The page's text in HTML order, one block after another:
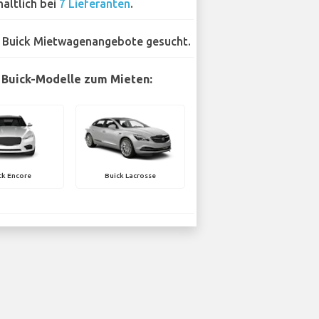
bei 7 Lieferanten.
Buick Mietwagenangebote gesucht.
Modelle zum Mieten:
Encore Buick Lacrosse